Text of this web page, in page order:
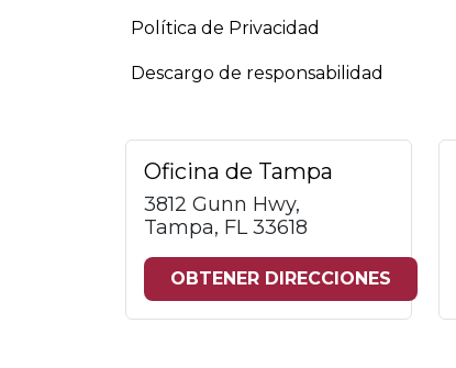
Política de Privacidad
Descargo de responsabilidad
Oficina de Tampa
3812 Gunn Hwy,
Tampa, FL 33618
OBTENER DIRECCIONES